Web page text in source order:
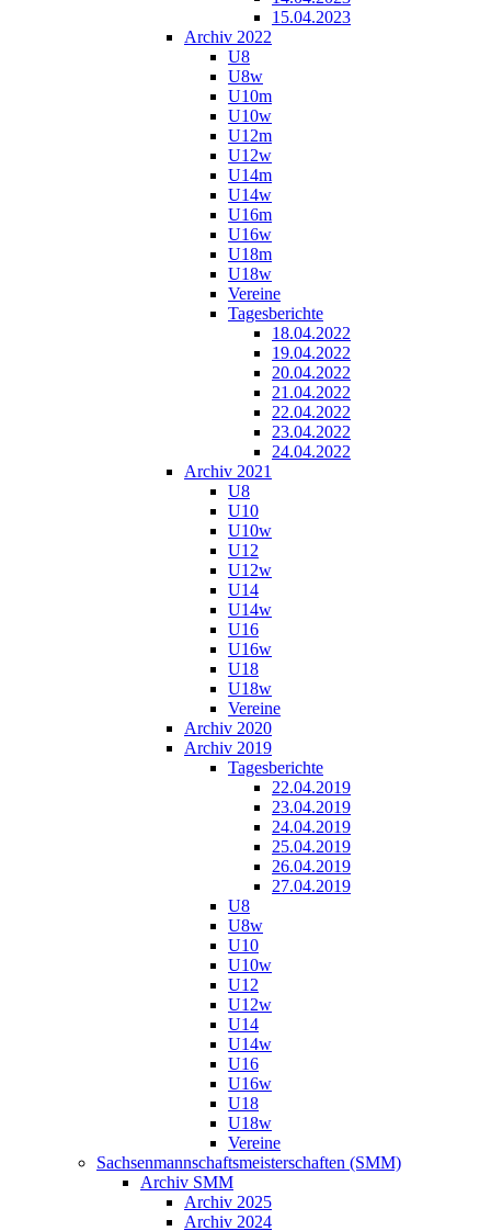
15.04.2023
Archiv 2022
U8
U8w
U10m
U10w
U12m
U12w
U14m
U14w
U16m
U16w
U18m
U18w
Vereine
Tagesberichte
18.04.2022
19.04.2022
20.04.2022
21.04.2022
22.04.2022
23.04.2022
24.04.2022
Archiv 2021
U8
U10
U10w
U12
U12w
U14
U14w
U16
U16w
U18
U18w
Vereine
Archiv 2020
Archiv 2019
Tagesberichte
22.04.2019
23.04.2019
24.04.2019
25.04.2019
26.04.2019
27.04.2019
U8
U8w
U10
U10w
U12
U12w
U14
U14w
U16
U16w
U18
U18w
Vereine
Sachsenmannschaftsmeisterschaften (SMM)
Archiv SMM
Archiv 2025
Archiv 2024